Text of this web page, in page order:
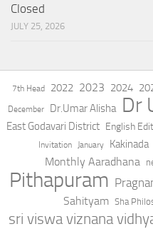
Closed
JULY 25, 2026
7th Head 2022 2023 2024
December Dr.Umar Alisha Dr
East Godavari District English
Invitation January Kakinada
Monthly Aaradhana
Pithapuram
Sahityam Sha
sri viswa viznana